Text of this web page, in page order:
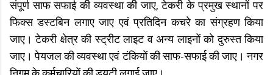
संपूर्ण साफ सफाई की व्यवस्था की जाए, टेकरी के प्रमुख स्थानों पर
फिक्स डस्टबिन लगाए जाए एवं प्रतिदिन कचरे का संग्रहण किया
जाए। टेकरी क्षेत्र की स्ट्रीट लाइट व अन्य लाइनों को दुरुस्त किया
जाए। पेयजल की व्‍यवस्‍था एवं टंकियों की साफ-सफाई की जाए। नगर